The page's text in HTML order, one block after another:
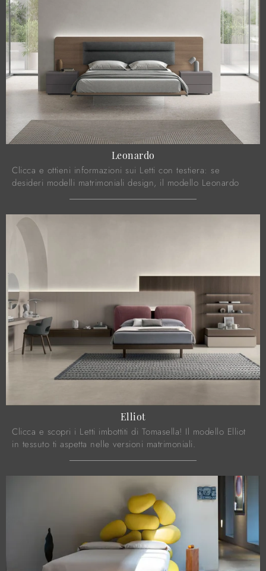
Leonardo
Clicca e ottieni informazioni sui Letti con testiera: se
desideri modelli matrimoniali design, il modello Leonardo
Elliot
Clicca e scopri i Letti imbottiti di Tomasella! Il modello Elliot
in tessuto ti aspetta nelle versioni matrimoniali.